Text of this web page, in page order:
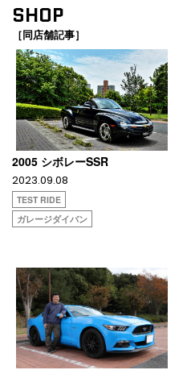
SHOP
［同店舗記事］
2005 シボレーSSR
2023.09.08
TEST RIDE
ガレージダイバン